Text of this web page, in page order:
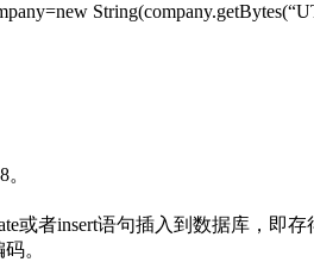
或者insert语句插入到数据库，即
。